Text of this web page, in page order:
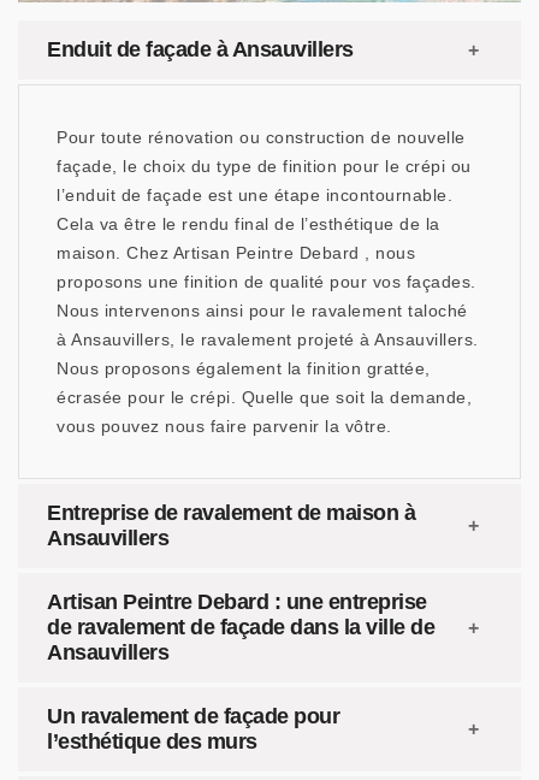
Enduit de façade à Ansauvillers
Pour toute rénovation ou construction de nouvelle
façade, le choix du type de finition pour le crépi ou
l’enduit de façade est une étape incontournable.
Cela va être le rendu final de l’esthétique de la
maison. Chez Artisan Peintre Debard , nous
proposons une finition de qualité pour vos façades.
Nous intervenons ainsi pour le ravalement taloché
à Ansauvillers, le ravalement projeté à Ansauvillers.
Nous proposons également la finition grattée,
écrasée pour le crépi. Quelle que soit la demande,
vous pouvez nous faire parvenir la vôtre.
Entreprise de ravalement de maison à
Ansauvillers
Artisan Peintre Debard : une entreprise
de ravalement de façade dans la ville de
Ansauvillers
Un ravalement de façade pour
l’esthétique des murs